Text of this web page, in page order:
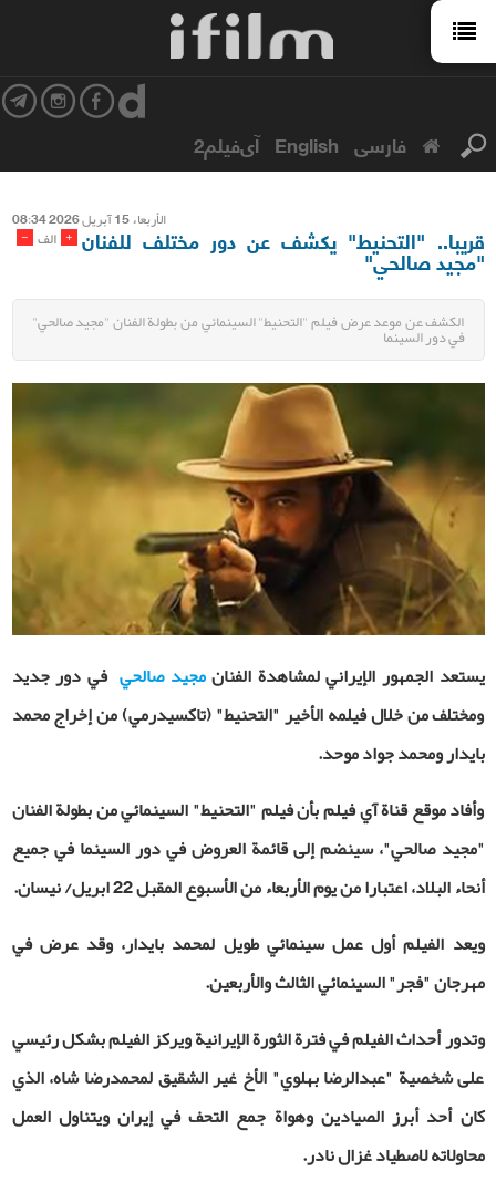
فارسی English آی‌فیلم2
الأربعاء 15 آبریل 2026 08:34
- الف + قريبا.. "التحنيط" يكشف عن دور مختلف للفنان
"مجيد صالحي"
الكشف عن موعد عرض فيلم "التحنيط" السينمائي من بطولة الفنان "مجيد صالحي"
في دور السينما
يستعد الجمهور الإيراني لمشاهدة الفنانمجيد صالحي في دور جديد
ومختلف من خلال فيلمه الأخير "التحنيط" (تاكسيدرمي) من إخراج محمد
بايدار ومحمد جواد موحد.
وأفاد موقع قناة آي فيلم بأن فيلم "التحنيط" السينمائي من بطولة الفنان
"مجيد صالحي"، سينضم إلى قائمة العروض في دور السينما في جميع
أنحاء البلاد، اعتبارا من يوم الأربعاء من الأسبوع المقبل 22 ابريل/ نيسان.
ويعد الفيلم أول عمل سينمائي طويل لمحمد بایدار، وقد عرض في
مهرجان "فجر" السينمائي الثالث والأربعين.
وتدور أحداث الفيلم في فترة الثورة الإيرانية ويركز الفيلم بشكل رئيسي
على شخصية "عبدالرضا بهلوي" الأخ غير الشقيق لمحمدرضا شاه، الذي
كان أحد أبرز الصيادين وهواة جمع التحف في إيران ويتناول العمل
محاولاته لاصطياد غزال نادر.